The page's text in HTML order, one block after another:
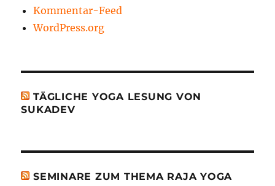
Kommentar-Feed
WordPress.org
TÄGLICHE YOGA LESUNG VON
SUKADEV
SEMINARE ZUM THEMA RAJA YOGA